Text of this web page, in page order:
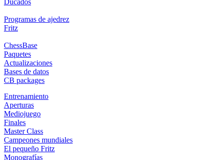
Ducados
Programas de ajedrez
Fritz
ChessBase
Paquetes
Actualizaciones
Bases de datos
CB packages
Entrenamiento
Aperturas
Mediojuego
Finales
Master Class
Campeones mundiales
El pequeño Fritz
Monografías